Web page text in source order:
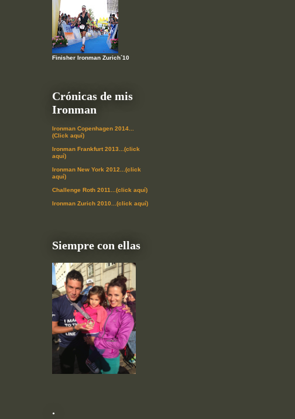
Finisher Ironman Zurich´10
Crónicas de mis
Ironman
Ironman Copenhagen 2014...
(Click aquí)
Ironman Frankfurt 2013...(click
aquí)
Ironman New York 2012...(click
aquí)
Challenge Roth 2011...(click aquí)
Ironman Zurich 2010...(click aquí)
Siempre con ellas
.